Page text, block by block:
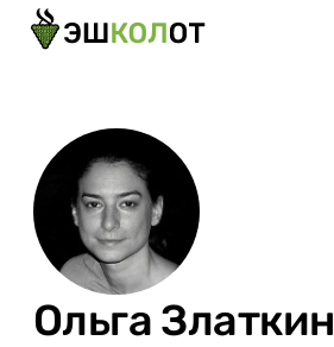
Ольга Златкин